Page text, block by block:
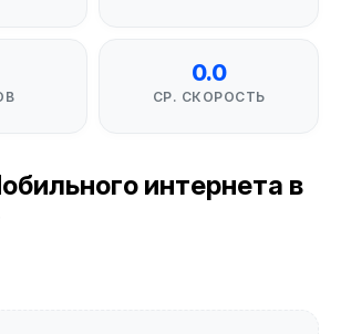
0.0
СР. СКОРОСТЬ
интернета в